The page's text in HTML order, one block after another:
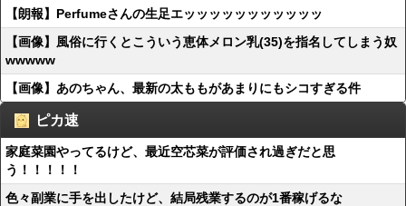
【朗報】Perfumeさんの生足エッッッッッッッッッッッ
【画像】風俗に行くとこういう恵体メロン乳(35)を指名してしまう奴
wwwww
【画像】あのちゃん、最新の太ももがあまりにもシコすぎる件
ピカ速
家庭菜園やってるけど、最近空芯菜が評価され過ぎだと思
う！！！！！
色々副業に手を出したけど、結局残業するのが1番稼げるな